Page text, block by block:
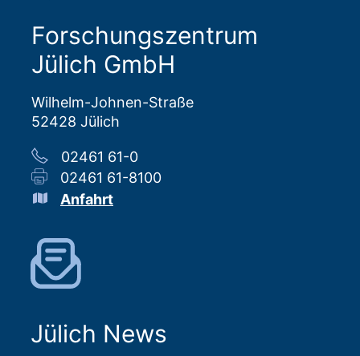
Forschungszentrum
Jülich GmbH
Wilhelm-Johnen-Straße
52428 Jülich
02461 61-0
02461 61-8100
Anfahrt
Jülich News